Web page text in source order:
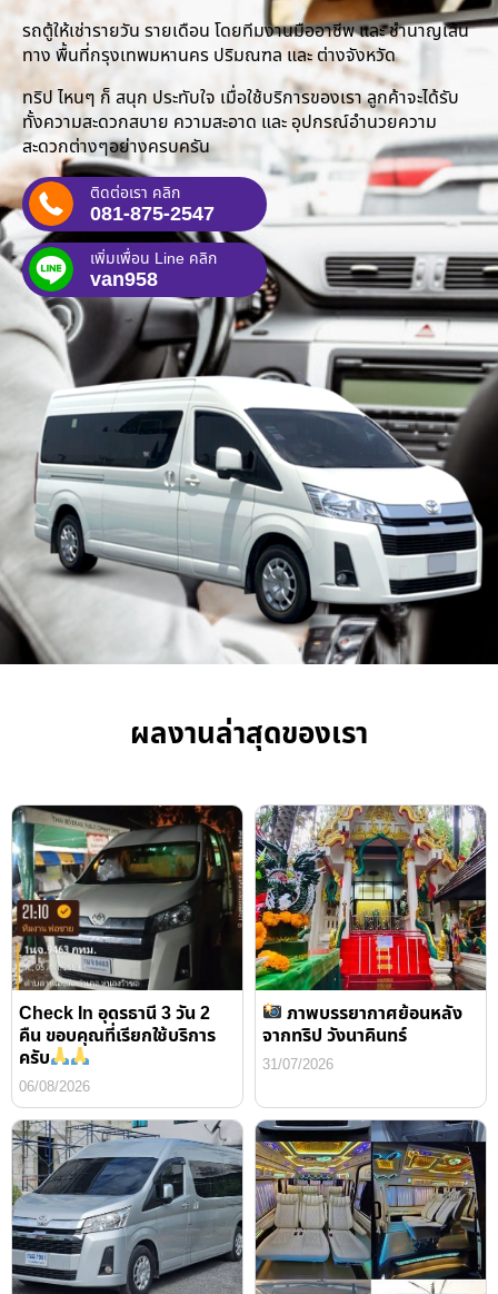
รถตู้ให้เช่ารายวัน รายเดือน โดยทีมงานมืออาชีพ และ ชำนาญเส้น
ทาง พื้นที่กรุงเทพมหานคร ปริมณฑล และ ต่างจังหวัด
ทริป ไหนๆ ก็ สนุก ประทับใจ เมื่อใช้บริการของเรา ลูกค้าจะได้รับ
ทั้งความสะดวกสบาย ความสะอาด และ อุปกรณ์อำนวยความ
สะดวกต่างๆอย่างครบครัน
ติดต่อเรา คลิก
081-875-2547
เพิ่มเพื่อน Line คลิก
van958
ผลงานล่าสุดของเรา
Check In อุดรธานี 3 วัน 2
คืน ขอบคุณที่เรียกใช้บริการ
ครับ
06/08/2026
ภาพบรรยากาศย้อนหลัง
จากทริป วังนาคินทร์
31/07/2026